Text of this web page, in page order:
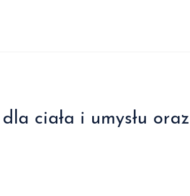
ciała i umysłu oraz